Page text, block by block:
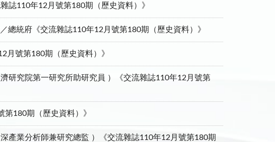
誌110年12月號第180期（歷史資料）》
統府《交流雜誌110年12月號第180期（歷史資料）》
號第180期（歷史資料）》
研究院第一研究所助研究員 ）《交流雜誌110年12月號第
180期（歷史資料）》
產業分析師兼研究總監 ）《交流雜誌110年12月號第180期